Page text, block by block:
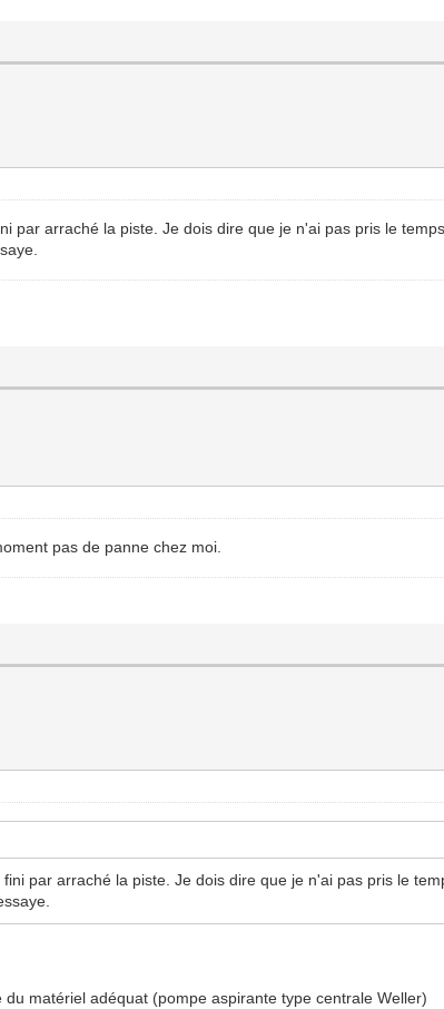
par arraché la piste. Je dois dire que je n'ai pas pris le
pas de panne chez moi.
par arraché la piste. Je dois dire que je n'ai pas pris le
matériel adéquat (pompe aspirante type centrale Weller)